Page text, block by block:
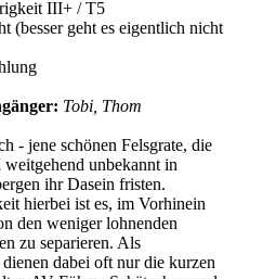
III+ / T5
(besser geht es eigentlich nicht
Tobi, Thom
- jene schönen Felsgrate, die
weitgehend unbekannt in
ihr Dasein fristen.
hierbei ist es, im Vorhinein
den weniger lohnenden
zu separieren. Als
dabei oft nur die kurzen